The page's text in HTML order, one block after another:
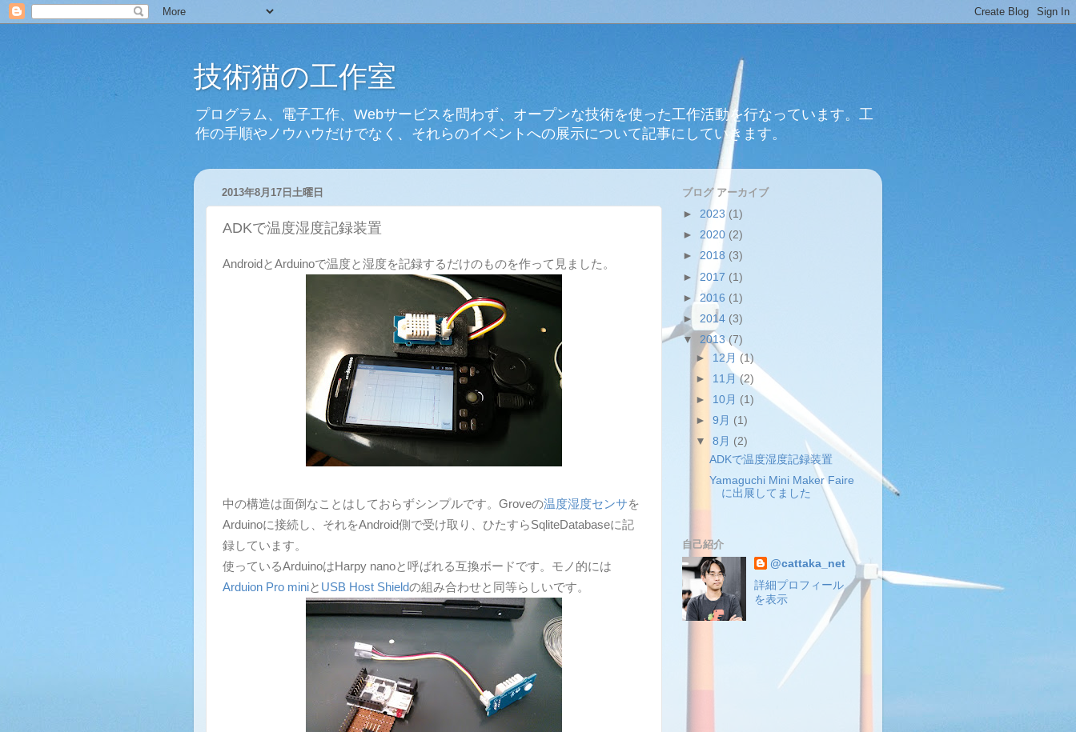
技術猫の工作室
プログラム、電子工作、Webサービスを問わず、オープンな技術を使った工作活動を行なっています。工
作の手順やノウハウだけでなく、それらのイベントへの展示について記事にしていきます。
2013年8月17日土曜日
ADKで温度湿度記録装置
AndroidとArduinoで温度と湿度を記録するだけのものを作って見ました。
中の構造は面倒なことはしておらずシンプルです。Groveの温度湿度センサを
Arduinoに接続し、それをAndroid側で受け取り、ひたすらSqliteDatabaseに記
録しています。
使っているArduinoはHarpy nanoと呼ばれる互換ボードです。モノ的には
Arduion Pro miniと USB Host Shieldの組み合わせと同等らしいです。
ブログ アーカイブ
► 2023 (1)
► 2020 (2)
► 2018 (3)
► 2017 (1)
► 2016 (1)
► 2014 (3)
▼ 2013(7)
► 12月 (1)
► 11月(2)
► 10月 (1)
►9月 (1)
▼8月 (2)
ADKで温度湿度記録装置
Yamaguchi Mini Maker Faire
に出展してました
自己紹介
@cattaka_net
詳細プロフィール
を表示